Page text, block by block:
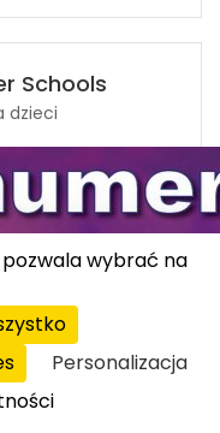
Schools
dzieci
projektowania iwybrać na
Personalizacja